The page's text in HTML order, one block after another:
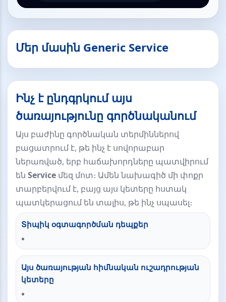
Մեր մասին Generic Service
Ինչ է ընդգրկում այս
ծառայությունը գործնականում
Այս բաժինը գործնական տերմիններով
բացատրում է, թե ինչ է սովորաբար
ներառված, երբ հաճախորդները պատվիրում
են Service մեզ մոտ։ Ամեն նախագիծ մի փոքր
տարբերվում է, բայց այս կետերը հստակ
պատկերացում են տալիս, թե ինչ սպասել։
Տիպիկ օգտագործման դեպքեր
Այս ծառայության հիմնական ուշադրության
կետերը